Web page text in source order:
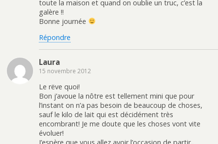
f
n
ê
t
n
e
n
o
e
l
l
f
e
n
t
r
e
)
t
(
o
u
e
d
a
s
u
n
n
o
u
v
e
l
l
e
f
e
a
(
e
n
s
n
e
n
o
u
v
e
l
toute la maison et quand on oublie un truc, c’est la
galère !!
Bonne journée
Répondre
Laura
15 novembre 2012
Le rëve quoi!
Bon j’avoue la nôtre est tellement mini que pour
l’instant on n’a pas besoin de beaucoup de choses,
sauf le kilo de lait qui est décidément très
encombrant! Je me doute que les choses vont vite
évoluer!